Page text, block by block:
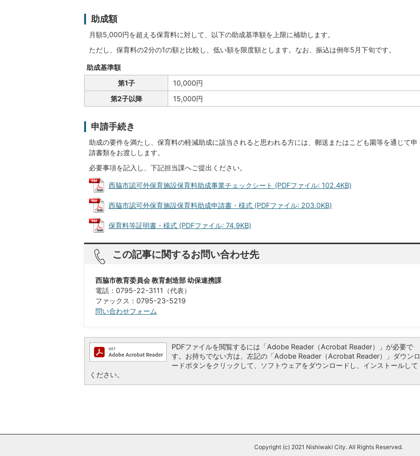
助成額
月額5,000円を超える保育料に対して、以下の助成基準額を上限に補助します。
ただし、保育料の2分の1の額と比較し、低い額を限度額とします。なお、振込は例年5月下旬です。
助成基準額
第1子
10,000円
第2子以降
15,000円
申請手続き
助成の要件を満たし、保育料の軽減助成に該当されると思われる方には、郵送またはこども園等を通じて申
請書類をお渡しします。
必要事項を記入し、下記担当課へご提出ください。
西脇市認可外保育施設保育料助成事業チェックシート (PDFファイル: 102.4KB)
西脇市認可外保育施設保育料助成申請書・様式 (PDFファイル: 203.0KB)
保育料等証明書・様式 (PDFファイル: 74.9KB)
この記事に関するお問い合わせ先
西脇市教育委員会 教育創造部 幼保連携課
電話：0795-22-3111（代表）
ファックス：0795-23-5219
問い合わせフォーム
PDFファイルを閲覧するには「Adobe Reader（Acrobat Reader）」が必要で
す。お持ちでない方は、左記の「Adobe Reader（Acrobat Reader）」ダウンロ
ードボタンをクリックして、ソフトウェアをダウンロードし、インストールして
ください。
Copyright (c) 2021 Nishiwaki City. All Rights Reserved.